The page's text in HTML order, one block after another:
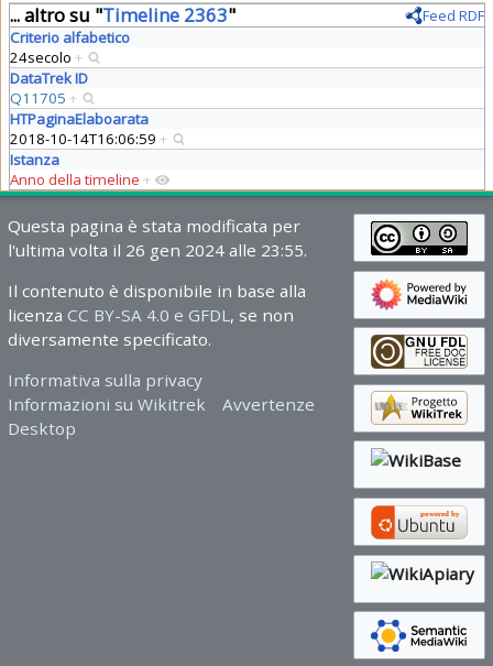
... altro su "Timeline 2363"
Feed RDF
Criterio alfabetico
24secolo +
DataTrek ID
Q11705 +
HTPaginaElaboarata
2018-10-14T16:06:59 +
Istanza
Anno della timeline +
Questa pagina è stata modificata per
l'ultima volta il 26 gen 2024 alle 23:55.
Il contenuto è disponibile in base alla
licenza CC BY-SA 4.0 e GFDL, se non
diversamente specificato.
Informativa sulla privacy
Informazioni su Wikitrek
Avvertenze
Desktop